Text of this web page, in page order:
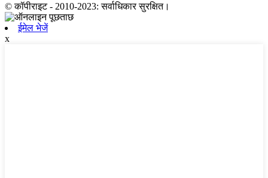
© कॉपीराइट - 2010-2023: सर्वाधिकार सुरक्षित।
ईमेल भेजें
x